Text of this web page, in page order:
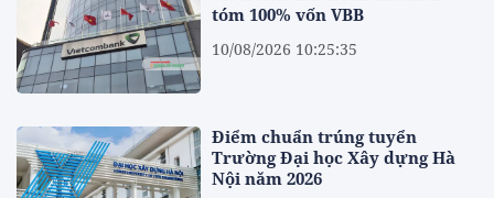
tóm 100% vốn VBB
10/08/2026 10:25:35
Điểm chuẩn trúng tuyển
Trường Đại học Xây dựng Hà
Nội năm 2026